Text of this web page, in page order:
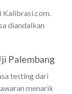
Kalibrasi.com.
diandalkan
Palembang
testing dari
menarik